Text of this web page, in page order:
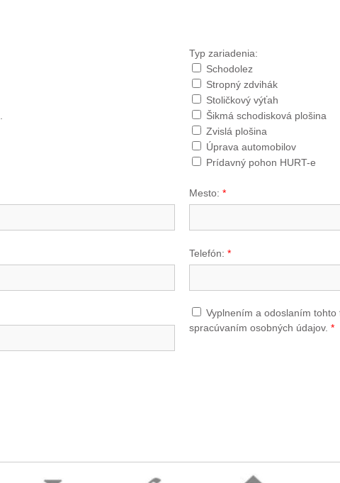
Typ zariadenia:
Schodolez
Stropný zdvihák
Stoličkový výťah
Šikmá schodisková plošina
Zvislá plošina
Úprava automobilov
Prídavný pohon HURT-e
Mesto: *
Telefón: *
Vyplnením a odoslaním
spracúvaním osobných údajov. *